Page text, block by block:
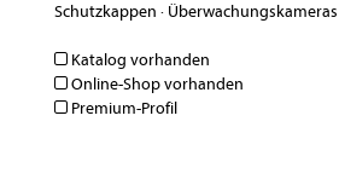
Schutzkappen · Überwachungskameras
Katalog vorhanden
Online-Shop vorhanden
Premium-Profil